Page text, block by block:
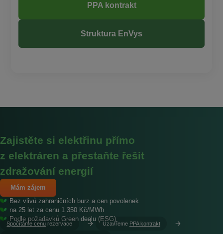
PPA kontrakt
Struktura EnVys
Zajistěte si elektřinu přímo
z elektráren a přestaňte řešit
zdražování energií
Mám zájem
Bez vlivů zahraničních burz a cen povolenek
na 25 let za cenu 1 350 Kč/MWh
Podle požadavků Green dealu (ESG)
Spočítáme cenu rezervace Uzavřeme PPA kontrakt